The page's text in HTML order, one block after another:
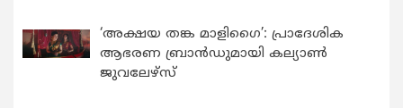
‘അക്ഷയ തങ്ക മാളിഗൈ’: പ്രാദേശിക
ആഭരണ ബ്രാന്‍ഡുമായി കല്യാണ്‍
ജുവലേഴ്‌സ്